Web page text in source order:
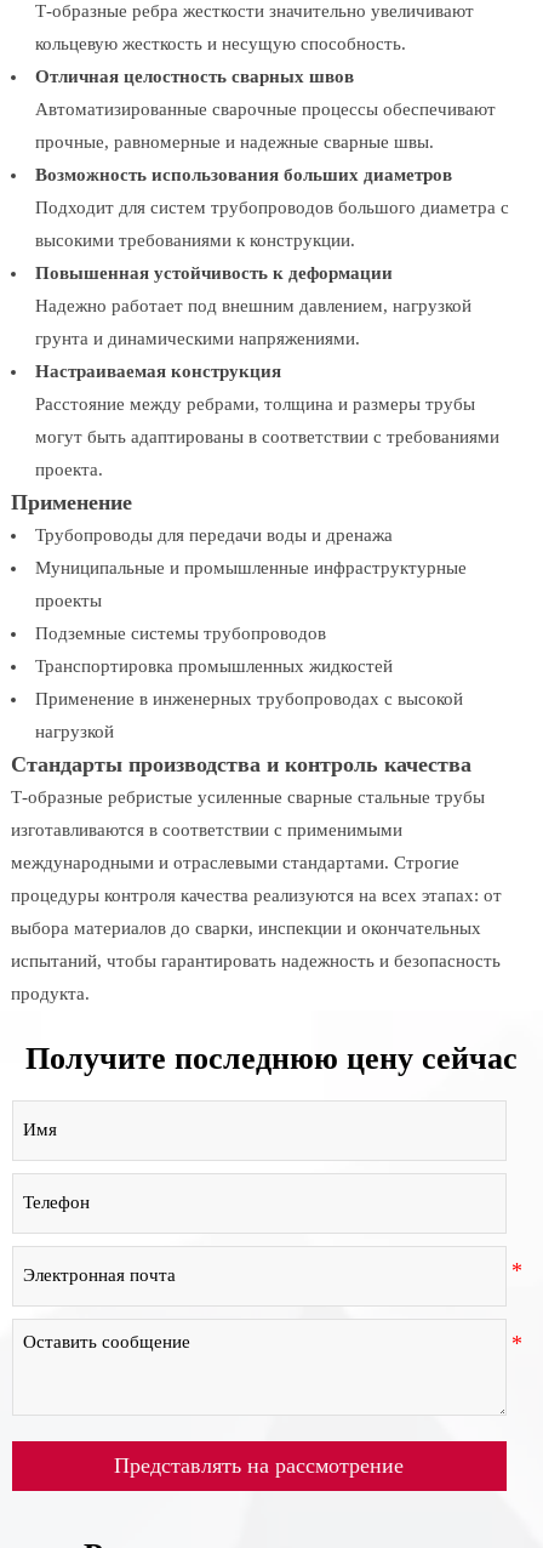
Т-образные ребра жесткости значительно увеличивают
кольцевую жесткость и несущую способность.
Отличная целостность сварных швов
Автоматизированные сварочные процессы обеспечивают
прочные, равномерные и надежные сварные швы.
Возможность использования больших диаметров
Подходит для систем трубопроводов большого диаметра с
высокими требованиями к конструкции.
Повышенная устойчивость к деформации
Надежно работает под внешним давлением, нагрузкой
грунта и динамическими напряжениями.
Настраиваемая конструкция
Расстояние между ребрами, толщина и размеры трубы
могут быть адаптированы в соответствии с требованиями
проекта.
Применение
Трубопроводы для передачи воды и дренажа
Муниципальные и промышленные инфраструктурные
проекты
Подземные системы трубопроводов
Транспортировка промышленных жидкостей
Применение в инженерных трубопроводах с высокой
нагрузкой
Стандарты производства и контроль качества
Т-образные ребристые усиленные сварные стальные трубы
изготавливаются в соответствии с применимыми
международными и отраслевыми стандартами. Строгие
процедуры контроля качества реализуются на всех этапах: от
выбора материалов до сварки, инспекции и окончательных
испытаний, чтобы гарантировать надежность и безопасность
продукта.
Получите последнюю цену сейчас
Представлять на рассмотрение